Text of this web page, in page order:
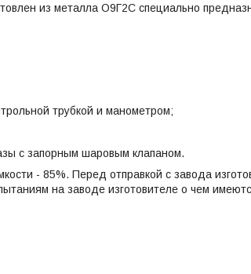
из металла О9Г2С специально
трубкой и манометром;
с запорным шаровым клапаном.
- 85%. Перед отправкой с завода
на заводе изготовителе о чем